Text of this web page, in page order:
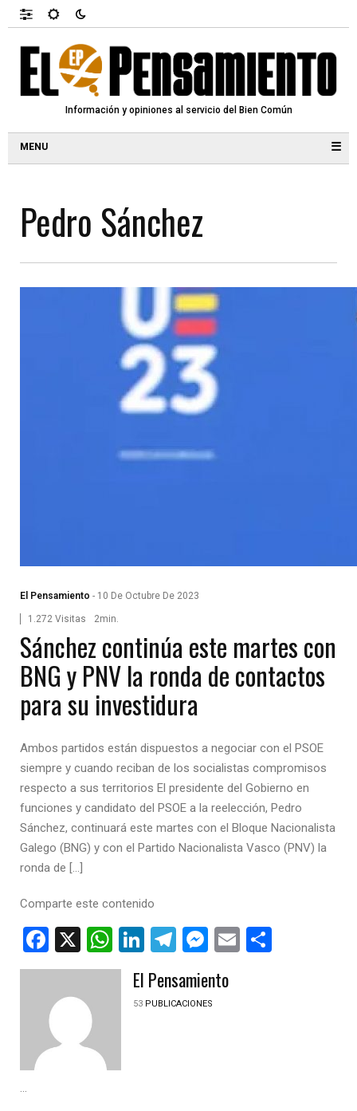
Información y opiniones al servicio del Bien Común
☰
Pedro Sánchez
El Pensamiento - 10 De Octubre De 2023
1.272 Visitas 2min.
Sánchez continúa este martes con
BNG y PNV la ronda de contactos
para su investidura
Ambos partidos están dispuestos a negociar con el PSOE
siempre y cuando reciban de los socialistas compromisos
respecto a sus territorios El presidente del Gobierno en
funciones y candidato del PSOE a la reelección, Pedro
Sánchez, continuará este martes con el Bloque Nacionalista
Galego (BNG) y con el Partido Nacionalista Vasco (PNV) la
ronda de […]
Comparte este contenido
Facebook
X WhatsApp
LinkedIn
Telegram
Messenger
Email
El Pensamiento
53 PUBLICACIONES
...